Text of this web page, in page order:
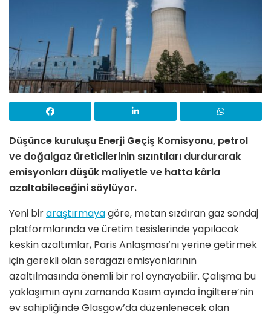
Düşünce kuruluşu Enerji Geçiş Komisyonu, petrol
ve doğalgaz üreticilerinin sızıntıları durdurarak
emisyonları düşük maliyetle ve hatta kârla
azaltabileceğini söylüyor.
Yeni biraraştırmayagöre, metan sızdıran gaz sondaj
platformlarında ve üretim tesislerinde yapılacak
keskin azaltımlar, Paris Anlaşması’nı yerine getirmek
için gerekli olan seragazı emisyonlarının
azaltılmasında önemli bir rol oynayabilir. Çalışma bu
yaklaşımın aynı zamanda Kasım ayında İngiltere’nin
ev sahipliğinde Glasgow’da düzenlenecek olan